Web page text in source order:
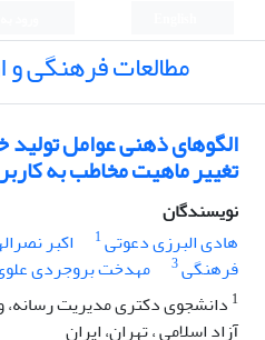
مطالعات فرهنگی و
الگوهای ذهنی عوامل
تغییر ماهیت مخاطب به کاربر
نویسندگان
هادی البرزی دعوتی1 اکبر
فرهنگی3 مهدخت بروجردی
1 دانشجوی دکتری مدیریت رسانه،
آزاد اسلامی ، تهران، ایران